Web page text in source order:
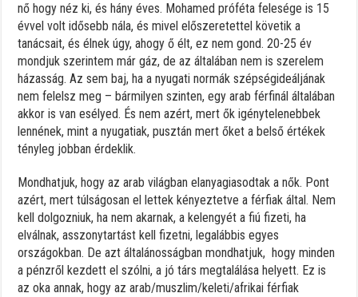
nő hogy néz ki, és hány éves. Mohamed próféta felesége is 15
évvel volt idősebb nála, és mivel előszeretettel követik a
tanácsait, és élnek úgy, ahogy ő élt, ez nem gond. 20-25 év
mondjuk szerintem már gáz, de az általában nem is szerelem
házasság. Az sem baj, ha a nyugati normák szépségideáljának
nem felelsz meg – bármilyen szinten, egy arab férfinál általában
akkor is van esélyed. És nem azért, mert ők igénytelenebbek
lennének, mint a nyugatiak, pusztán mert őket a belső értékek
tényleg jobban érdeklik.
Mondhatjuk, hogy az arab világban elanyagiasodtak a nők. Pont
azért, mert túlságosan el lettek kényeztetve a férfiak által. Nem
kell dolgozniuk, ha nem akarnak, a kelengyét a fiú fizeti, ha
elválnak, asszonytartást kell fizetni, legalábbis egyes
országokban. De azt általánosságban mondhatjuk, hogy minden
a pénzről kezdett el szólni, a jó társ megtalálása helyett. Ez is
az oka annak, hogy az arab/muszlim/keleti/afrikai férfiak